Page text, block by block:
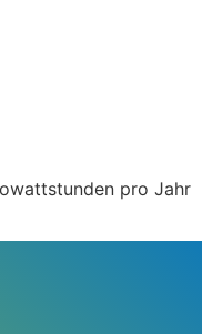
pro Jahr